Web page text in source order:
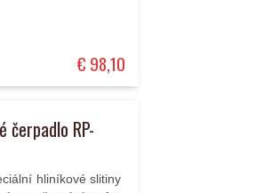
€ 98,10
čerpadlo RP-
hliníkové slitiny